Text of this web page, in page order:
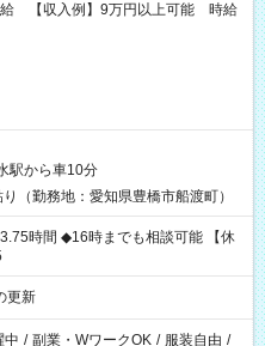
給 【収入例】9万円以上可能 時給
駅から車10分
（勤務地：愛知県豊橋市船渡町）
談可能 【休
新
中 / 副業・WワークOK / 服装自由 /